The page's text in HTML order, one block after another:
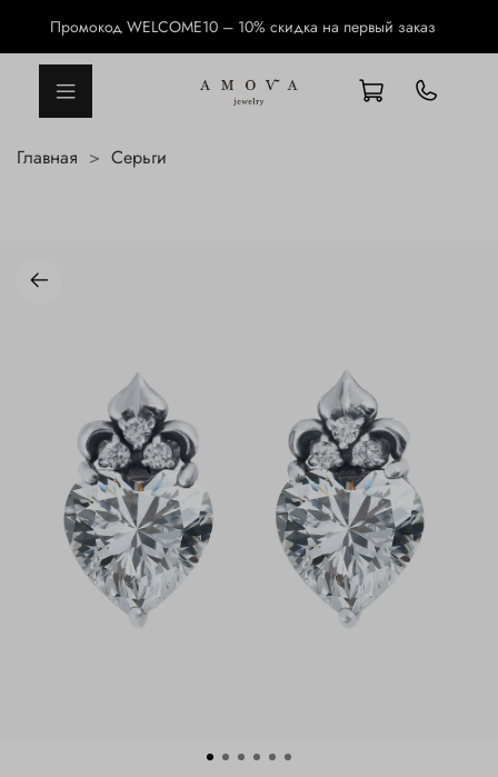
Промокод WELCOME10 – 10% скидка на первый заказ
Главная Серьги